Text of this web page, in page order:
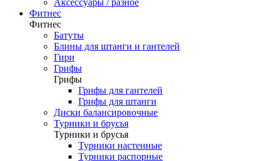
Аксессуары / разное
Фитнес
Фитнес
Батуты
Блины для штанги и гантелей
Гири
Грифы
Грифы
Грифы для гантелей
Грифы для штанги
Диски балансировочные
Турники и брусья
Турники и брусья
Турники настенные
Турники распорные